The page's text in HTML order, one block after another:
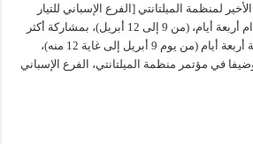
لمنظمة الميلتانتي [الفرع الإسباني للتيار
الماركسي الأممي]، الذي دام أربعة أيام، (من 9 إلى 12 أبريل)، بمشاركة أكثر
من 180 منتدب وضيف. طيلة أربعة أيام (من يوم 9 أبريل إلى غاية 12 منه)،
من 180 منتدبا وضيفا في مؤتمر منظمة الميلتانتي، الفرع الإسباني